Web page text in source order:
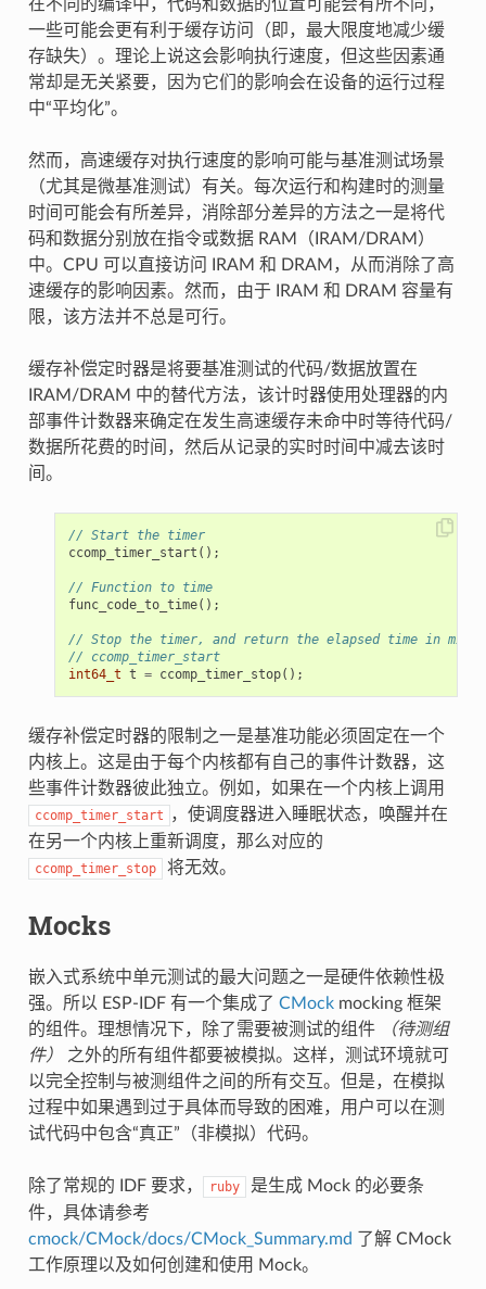
在不同的编译中，代码和数据的位置可能会有所不同，
一些可能会更有利于缓存访问（即，最大限度地减少缓
存缺失）。理论上说这会影响执行速度，但这些因素通
常却是无关紧要，因为它们的影响会在设备的运行过程
中“平均化”。
然而，高速缓存对执行速度的影响可能与基准测试场景
（尤其是微基准测试）有关。每次运行和构建时的测量
时间可能会有所差异，消除部分差异的方法之一是将代
码和数据分别放在指令或数据 RAM（IRAM/DRAM）
中。CPU 可以直接访问 IRAM 和 DRAM，从而消除了高
速缓存的影响因素。然而，由于 IRAM 和 DRAM 容量有
限，该方法并不总是可行。
缓存补偿定时器是将要基准测试的代码/数据放置在
IRAM/DRAM 中的替代方法，该计时器使用处理器的内
部事件计数器来确定在发生高速缓存未命中时等待代码/
数据所花费的时间，然后从记录的实时时间中减去该时
间。
// Start the timer
ccomp_timer_start ();
// Function to time
func_code_to_time();
// Stop the timer, and return the elapsed time in
// ccomp_timer_start
int64_t t = ccomp_timer_stop();
缓存补偿定时器的限制之一是基准功能必须固定在一个
内核上。这是由于每个内核都有自己的事件计数器，这
些事件计数器彼此独立。例如，如果在一个内核上调用
ccomp_timer_start
，使调度器进入睡眠状态，唤醒并在
在另一个内核上重新调度，那么对应的
ccomp_timer_stop 将无效。
Mocks
嵌入式系统中单元测试的最大问题之一是硬件依赖性极
强。所以 ESP-IDF 有一个集成了 CMockmocking 框架
的组件。理想情况下，除了需要被测试的组件
（待测组
件）
之外的所有组件都要被模拟。这样，测试环境就可
以完全控制与被测组件之间的所有交互。但是，在模拟
过程中如果遇到过于具体而导致的困难，用户可以在测
试代码中包含“真正”（非模拟）代码。
除了常规的 IDF 要求， ruby
是生成 Mock 的必要条
件，具体请参考
cmock/CMock/docs/CMock_Summary.md
了解 CMock
工作原理以及如何创建和使用 Mock。